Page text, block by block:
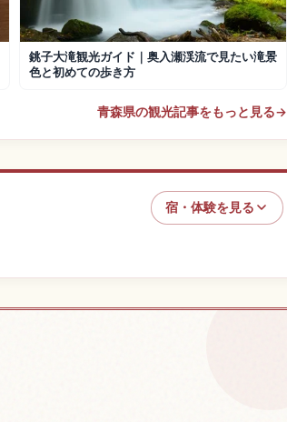
銚子大滝観光ガイド｜奥入瀬渓流で見たい滝景
色と初めての歩き方
青森県の観光記事をもっと見る→
宿・体験を見る